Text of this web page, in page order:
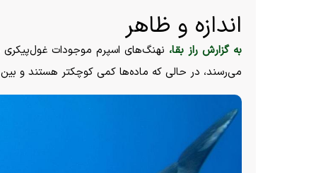
اندازه و ظاهر
به گزارش راز بقا،
می‌رسند، در حالی که ماده‌ها کمی کوچکتر هستند و بین ۱۰ تا ۱۲ متر رشد می‌کنند.